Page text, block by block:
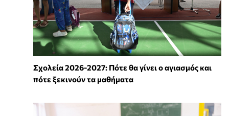
Σχολεία 2026-2027: Πότε θα γίνει ο αγιασμός και
πότε ξεκινούν τα μαθήματα